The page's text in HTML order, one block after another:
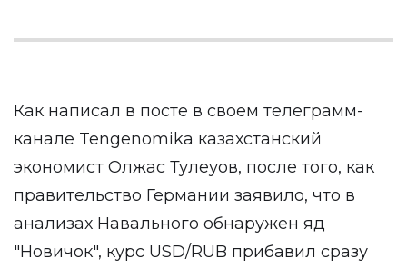
Как написал в посте в своем телеграмм-
канале Tengenomika казахстанский
экономист Олжас Тулеуов, после того, как
правительство Германии заявило, что в
анализах Навального обнаружен яд
"Новичок", курс USD/RUB прибавил сразу